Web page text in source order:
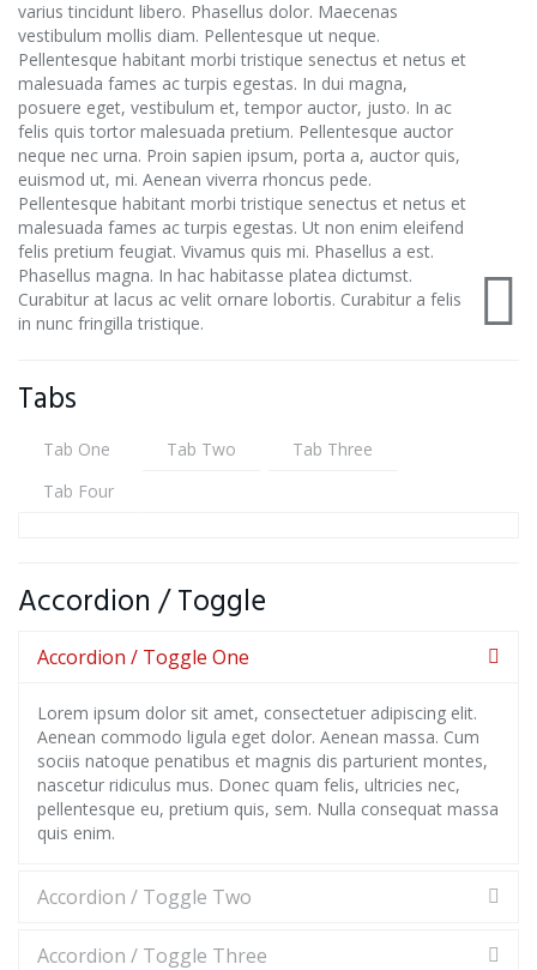
varius tincidunt libero. Phasellus dolor. Maecenas
vestibulum mollis diam. Pellentesque ut neque.
Pellentesque habitant morbi tristique senectus et netus et
malesuada fames ac turpis egestas. In dui magna,
posuere eget, vestibulum et, tempor auctor, justo. In ac
felis quis tortor malesuada pretium. Pellentesque auctor
neque nec urna. Proin sapien ipsum, porta a, auctor quis,
euismod ut, mi. Aenean viverra rhoncus pede.
Pellentesque habitant morbi tristique senectus et netus et
malesuada fames ac turpis egestas. Ut non enim eleifend
felis pretium feugiat. Vivamus quis mi. Phasellus a est.
Phasellus magna. In hac habitasse platea dictumst.
Curabitur at lacus ac velit ornare lobortis. Curabitur a felis
in nunc fringilla tristique.
Tabs
Tab One Tab Two
Tab Three
Tab Four
Accordion / Toggle
Accordion / Toggle One
Lorem ipsum dolor sit amet, consectetuer adipiscing elit.
Aenean commodo ligula eget dolor. Aenean massa. Cum
sociis natoque penatibus et magnis dis parturient montes,
nascetur ridiculus mus. Donec quam felis, ultricies nec,
pellentesque eu, pretium quis, sem. Nulla consequat massa
quis enim.
Accordion / Toggle Two
Accordion / Toggle Three